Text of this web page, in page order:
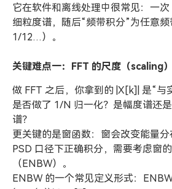
它在软件和离线处理中很常见：一
细粒度谱，随后“频带积分”为任意频
1/12…）。
关键难点一：FFT 的尺度（scaling
做 FFT 之后，你拿到的 |X[k]| 是“与
是否做了 1/N 归一化？是幅度谱还
谱？
更关键的是窗函数：窗会改变能量
PSD 口径下正确积分，需要考虑窗
（ENBW）。
ENBW 的一个常见定义形式：